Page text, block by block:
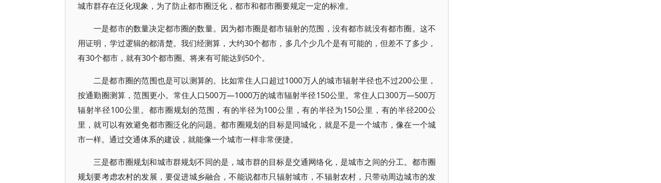
城市群存在泛化现象，为了防止都市圈泛化，都市和都市圈要规定一定的标准。
一是都市的数量决定都市圈的数量。因为都市圈是都市辐射的范围，没有都市就没有都市圈。这不
用证明，学过逻辑的都清楚。我们经测算，大约30个都市，多几个少几个是有可能的，但差不了多少，
有30个都市，就有30个都市圈。将来有可能达到50个。
二是都市圈的范围也是可以测算的。比如常住人口超过1000万人的城市辐射半径也不过200公里，
按通勤圈测算，范围更小。常住人口500万—1000万的城市辐射半径150公里。常住人口300万—500万
辐射半径100公里。都市圈规划的范围，有的半径为100公里，有的半径为150公里，有的半径200公
里，就可以有效避免都市圈泛化的问题。都市圈规划的目标是同城化，就是不是一个城市，像在一个城
市一样。通过交通体系的建设，就能像一个城市一样非常便捷。
三是都市圈规划和城市群规划不同的是，城市群的目标是交通网络化，是城市之间的分工。都市圈
规划要考虑农村的发展，要促进城乡融合，不能说都市只辐射城市，不辐射农村，只带动周边城市的发